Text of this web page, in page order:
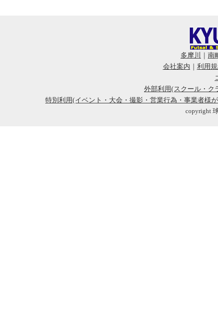
多摩川
南
会社案内
利用
外部利用(スクール・ク
特別利用(イベント・大会・撮影・営業行為・事業者様
copyright